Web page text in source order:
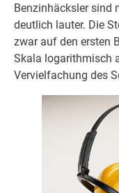
Benzinhäcksler sind
deutlich lauter. Die
zwar auf den ersten
Skala logarithmisch
Vervielfachung des